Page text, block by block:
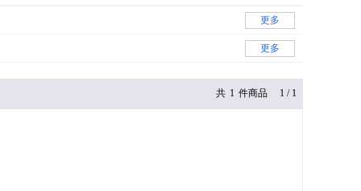
更多
更多
共 1 件商品 1 / 1